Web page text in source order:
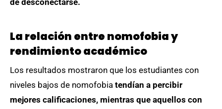
de desconectarse.
La relación entre nomofobia y
rendimiento académico
Los resultados mostraron que los estudiantes con
niveles bajos de nomofobia tendían a percibir
mejores calificaciones, mientras que aquellos con